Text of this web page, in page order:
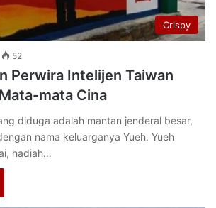
Crispy
52
Perwira Intelijen Taiwan
mata Cina
diduga adalah mantan jenderal besar,
nama keluarganya Yueh. Yueh
hadiah…